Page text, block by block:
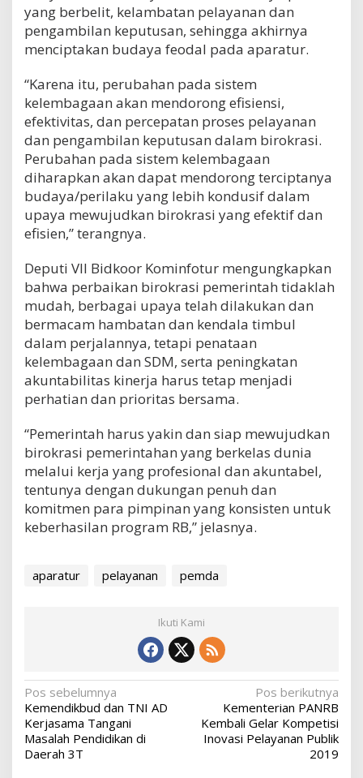
yang berbelit, kelambatan pelayanan dan
pengambilan keputusan, sehingga akhirnya
menciptakan budaya feodal pada aparatur.
“Karena itu, perubahan pada sistem
kelembagaan akan mendorong efisiensi,
efektivitas, dan percepatan proses pelayanan
dan pengambilan keputusan dalam birokrasi.
Perubahan pada sistem kelembagaan
diharapkan akan dapat mendorong terciptanya
budaya/perilaku yang lebih kondusif dalam
upaya mewujudkan birokrasi yang efektif dan
efisien,” terangnya.
Deputi VII Bidkoor Kominfotur mengungkapkan
bahwa perbaikan birokrasi pemerintah tidaklah
mudah, berbagai upaya telah dilakukan dan
bermacam hambatan dan kendala timbul
dalam perjalannya, tetapi penataan
kelembagaan dan SDM, serta peningkatan
akuntabilitas kinerja harus tetap menjadi
perhatian dan prioritas bersama.
“Pemerintah harus yakin dan siap mewujudkan
birokrasi pemerintahan yang berkelas dunia
melalui kerja yang profesional dan akuntabel,
tentunya dengan dukungan penuh dan
komitmen para pimpinan yang konsisten untuk
keberhasilan program RB,” jelasnya.
aparatur pelayanan pemda
Ikuti Kami
N
a
v
i
Pos sebelumnya
Kemendikbud dan TNI AD
Kerjasama Tangani
Masalah Pendidikan di
Daerah 3T
Pos berikutnya
Kementerian PANRB
Kembali Gelar Kompetisi
Inovasi Pelayanan Publik
2019